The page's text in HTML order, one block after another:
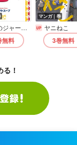
ドゥーガル
無料
マンガ｜巻
ヤニねこ
3巻無料
！